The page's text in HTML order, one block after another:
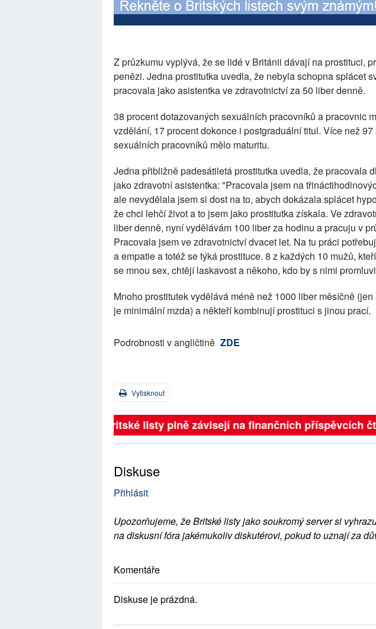
Z průzkumu vyplývá, že se lidé v Británii dávají na prostituci,
penězi. Jedna prostitutka uvedla, že nebyla schopna splácet
pracovala jako asistentka ve zdravotnictví za 50 liber denně.
38 procent dotazovaných sexuálních pracovníků a pracovnic
vzdělání, 17 procent dokonce i postgraduální titul. Více než
sexuálních pracovníků mělo maturitu.
Jedna přibližně padesátiletá prostitutka uvedla, že pracovala
jako zdravotní asistentka: "Pracovala jsem na
ale nevydělala jsem si dost na to, abych dokázala splácet
že chci lehčí život a to jsem jako prostitutka získala. Ve
liber denně, nyní vydělávám 100 liber za hodinu a pracuju v
Pracovala jsem ve zdravotnictví dvacet let. Na tu práci
a empatie a totéž se týká prostituce. 8 z každých 10 mužů,
se mnou sex, chtějí laskavost a někoho, kdo by s nimi
Mnoho prostitutek vydělává méně než 1000 liber měsíčně
je minimální mzda) a někteří kombinují prostituci s jinou prací.
Podrobnosti v angličtině ZDE
Vytisknout
Britské listy plně závisejí na finančních
Diskuse
Přihlásit
Upozorňujeme, že Britské listy jako soukromý server si
na diskusní fóra jakémukoliv diskutérovi, pokud to uznají za
Komentáře
Diskuse je prázdná.